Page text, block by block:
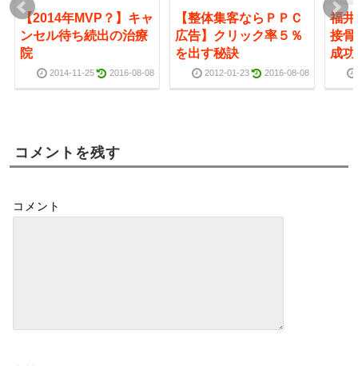
【2014年MVP？】キャ
ンセル待ち続出の治療
院
2014-11-25 2016-08-08
【整体集客ならＰＰＣ
広告】クリック率５％
を出す秘訣
2012-01-23 2016-08-08
福
接
成
コメントを残す
コメント